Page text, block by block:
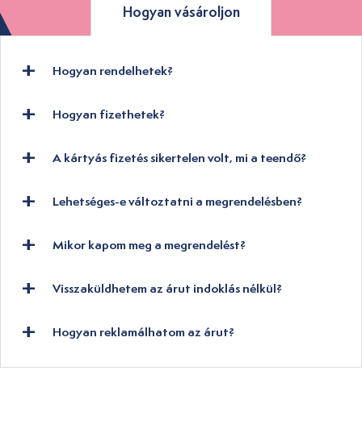
Hogyan vásároljon
Hogyan rendelhetek?
Hogyan fizethetek?
A kártyás fizetés sikertelen volt, mi a teendő?
Lehetséges-e változtatni a megrendelésben?
Mikor kapom meg a megrendelést?
Visszaküldhetem az árut indoklás nélkül?
Hogyan reklamálhatom az árut?